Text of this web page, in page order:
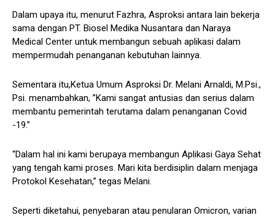
Dalam upaya itu, menurut Fazhra, Asproksi antara lain bekerja
sama dengan PT. Biosel Medika Nusantara dan Naraya
Medical Center untuk membangun sebuah aplikasi dalam
mempermudah penanganan kebutuhan lainnya.
Sementara itu,Ketua Umum Asproksi Dr. Melani Arnaldi, M.Psi.,
Psi. menambahkan, ”Kami sangat antusias dan serius dalam
membantu pemerintah terutama dalam penanganan Covid
-19.”
“Dalam hal ini kami berupaya membangun Aplikasi Gaya Sehat
yang tengah kami proses. Mari kita berdisiplin dalam menjaga
Protokol Kesehatan,” tegas Melani.
Seperti diketahui, penyebaran atau penularan Omicron, varian